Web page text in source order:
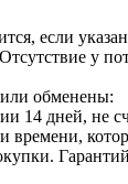
если
у
обменены:
14 дней, не